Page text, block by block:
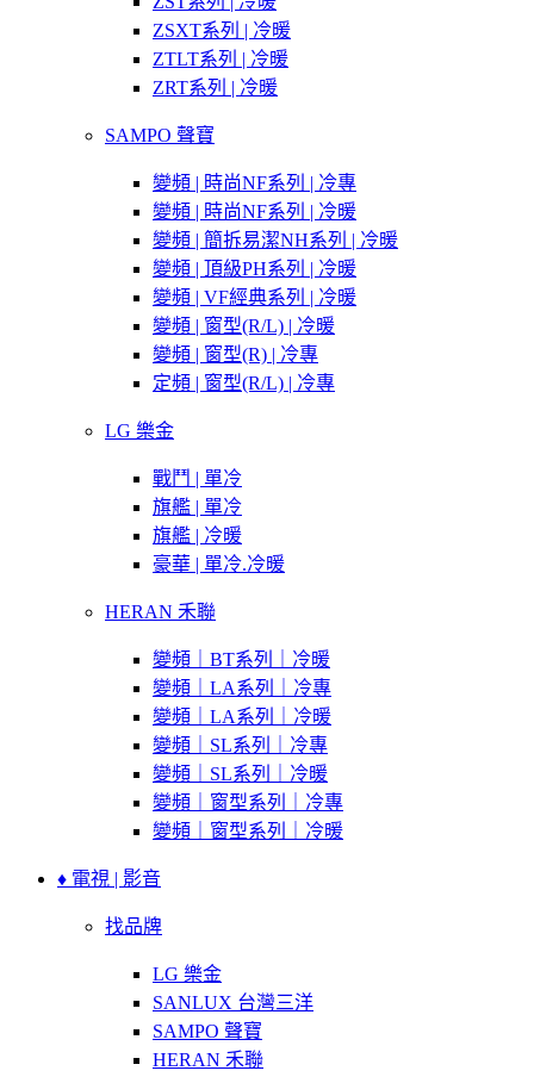
ZSXT系列 | 冷暖
ZTLT系列 | 冷暖
ZRT系列 | 冷暖
SAMPO 聲寶
變頻 | 時尚NF系列 | 冷專
變頻 | 時尚NF系列 | 冷暖
變頻 | 簡拆易潔NH系列 | 冷暖
變頻 | 頂級PH系列 | 冷暖
變頻 | VF經典系列 | 冷暖
變頻 | 窗型(R/L) | 冷暖
變頻 | 窗型(R) | 冷專
定頻 | 窗型(R/L) | 冷專
LG 樂金
戰鬥 | 單冷
旗艦 | 單冷
旗艦 | 冷暖
豪華 | 單冷.冷暖
HERAN 禾聯
變頻｜BT系列｜冷暖
變頻｜LA系列｜冷專
變頻｜LA系列｜冷暖
變頻｜SL系列｜冷專
變頻｜SL系列｜冷暖
變頻｜窗型系列｜冷專
變頻｜窗型系列｜冷暖
♦ 電視 | 影音
找品牌
LG 樂金
SANLUX 台灣三洋
SAMPO 聲寶
HERAN 禾聯